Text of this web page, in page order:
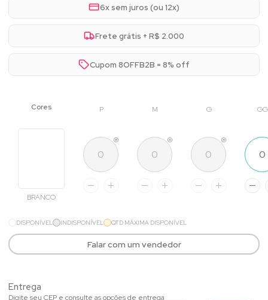
6x sem juros (ou 12x)
Frete grátis + R$ 2.000
Cupom 8OFFB2B = 8% off
P M G GG
BRANCO
DISPONÍVEL INDISPONÍVEL QTD MÁXIMA DISPONÍVEL
Falar com um vendedor